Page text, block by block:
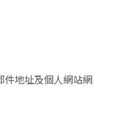
件地址及個人網站網